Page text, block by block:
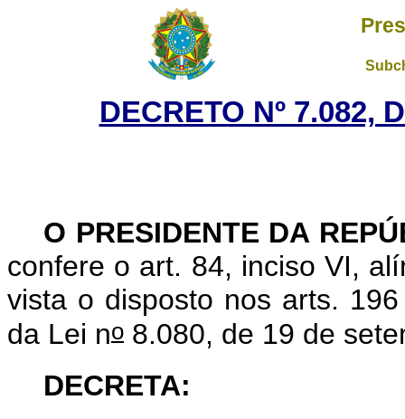
DECRETO Nº 7.082,
O PRESIDENTE DA
confere o art. 84, inciso VI,
vista o disposto nos arts.
da Lei no 8.080, de 19 de
DECRETA: